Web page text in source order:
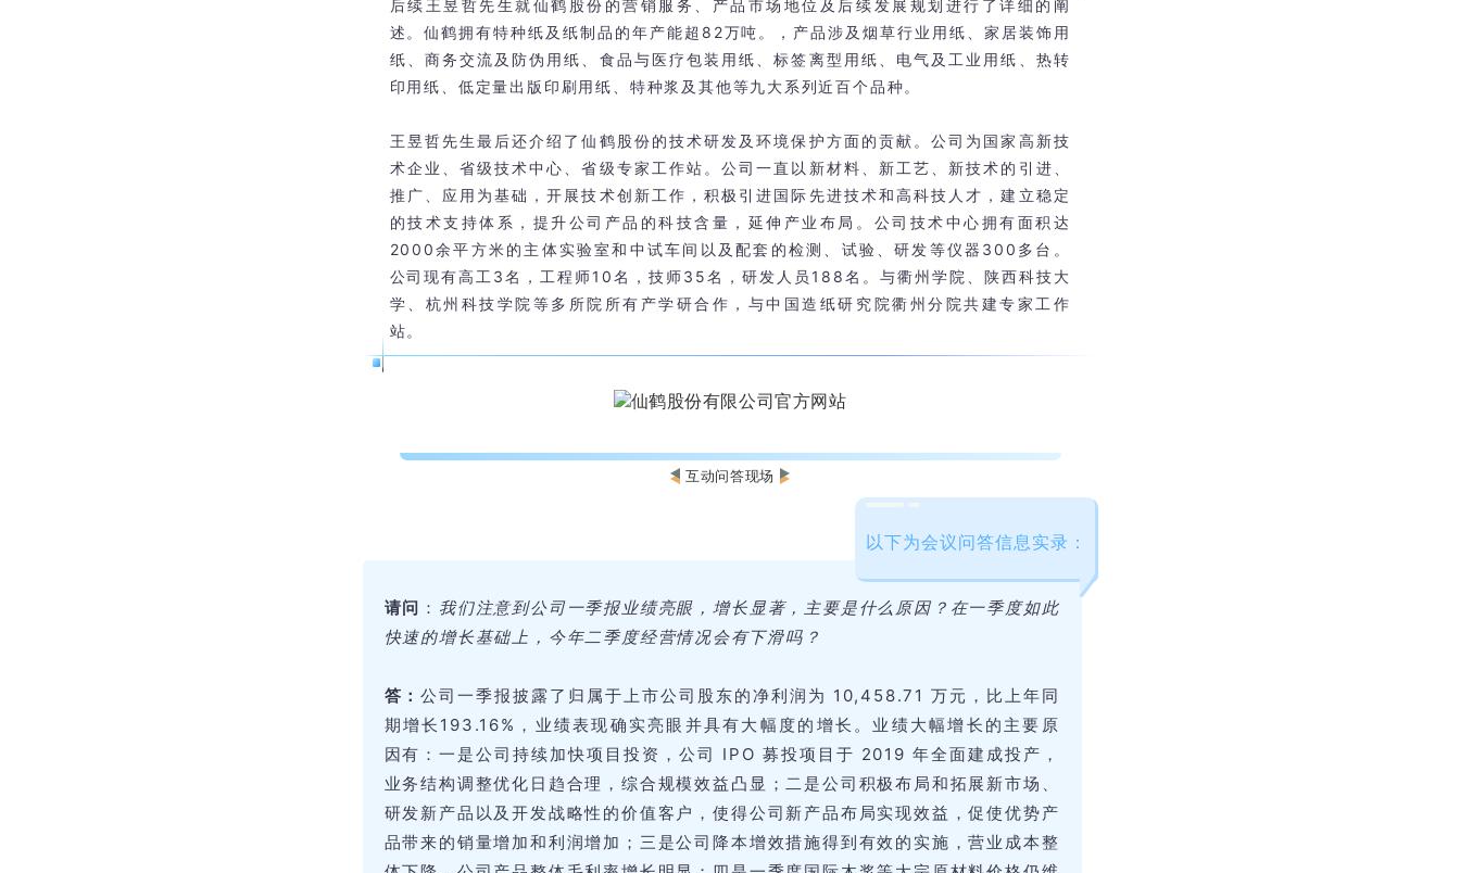
后续王昱哲先生就仙鹤股份的营销服务、产品市场地位及后续发展规划进行了详细的阐
述。仙鹤拥有特种纸及纸制品的年产能超82万吨。，产品涉及烟草行业用纸、家居装饰用
纸、商务交流及防伪用纸、食品与医疗包装用纸、标签离型用纸、电气及工业用纸、热转
印用纸、低定量出版印刷用纸、特种浆及其他等九大系列近百个品种。
王昱哲先生最后还介绍了仙鹤股份的技术研发及环境保护方面的贡献。公司为国家高新技
术企业、省级技术中心、省级专家工作站。公司一直以新材料、新工艺、新技术的引进、
推广、应用为基础，开展技术创新工作，积极引进国际先进技术和高科技人才，建立稳定
的技术支持体系，提升公司产品的科技含量，延伸产业布局。公司技术中心拥有面积达
2000余平方米的主体实验室和中试车间以及配套的检测、试验、研发等仪器300多台。
公司现有高工3名，工程师10名，技师35名，研发人员188名。与衢州学院、陕西科技大
学、杭州科技学院等多所院所有产学研合作，与中国造纸研究院衢州分院共建专家工作
站。
互动问答现场
以下为会议问答信息实录：
请问 ： 我们注意到公司一季报业绩亮眼，增长显著，主要是什么原因？在一季度如此
快速的增长基础上，今年二季度经营情况会有下滑吗？
答：公司一季报披露了归属于上市公司股东的净利润为 10,458.71 万元，比上年同
期增长193.16%，业绩表现确实亮眼并具有大幅度的增长。业绩大幅增长的主要原
因有：一是公司持续加快项目投资，公司 IPO 募投项目于 2019 年全面建成投产，
业务结构调整优化日趋合理，综合规模效益凸显；二是公司积极布局和拓展新市场、
研发新产品以及开发战略性的价值客户，使得公司新产品布局实现效益，促使优势产
品带来的销量增加和利润增加；三是公司降本增效措施得到有效的实施，营业成本整